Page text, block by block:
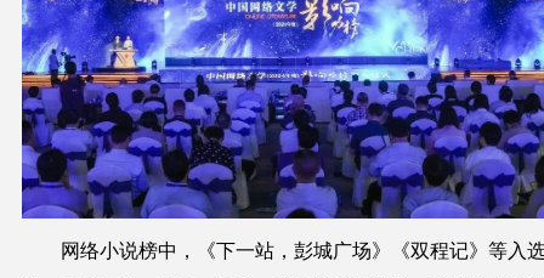
网络小说榜中，《下一站，彭城广场》《双程记》等入